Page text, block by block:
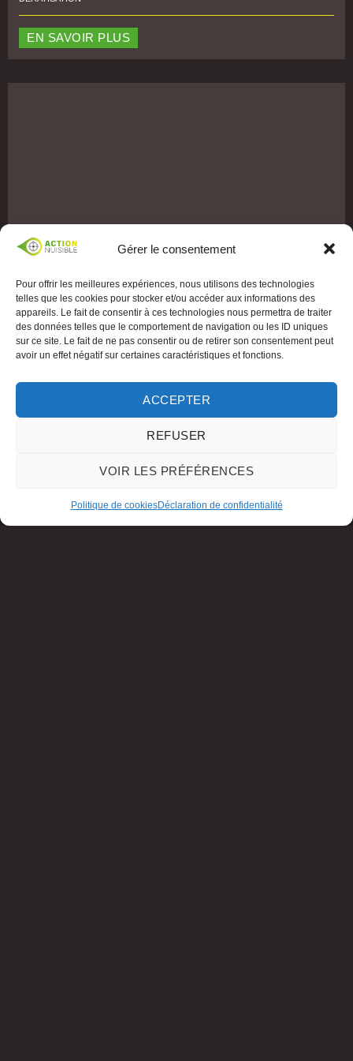
Gérer le consentement
Pour offrir les meilleures expériences, nous utilisons des technologies
telles que les cookies pour stocker et/ou accéder aux informations des
appareils. Le fait de consentir à ces technologies nous permettra de traiter
des données telles que le comportement de navigation ou les ID uniques
sur ce site. Le fait de ne pas consentir ou de retirer son consentement peut
avoir un effet négatif sur certaines caractéristiques et fonctions.
ACCEPTER
REFUSER
VOIR LES PRÉFÉRENCES
Politique de cookiesDéclaration de confidentialité
EN SAVOIR PLUS